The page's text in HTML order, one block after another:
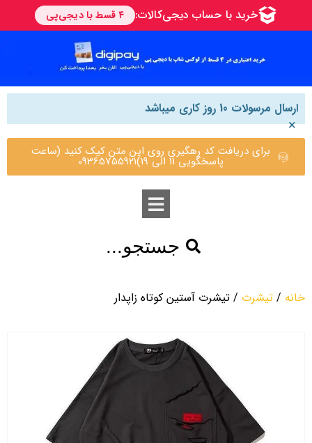
ارسال مرسولات 10 روز کاری میباشد
×
برای دریافت کد رهگیری روی این متن کیک کنید (ساعت
پاسخگویی 11 الی 19)09365755921
جستجو...
خانه / تیشرت / تیشرت آستین کوتاه زاپدار